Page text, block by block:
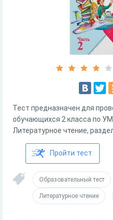
Тест предназначен для
обучающихся 2 класса по
Литературное чтение,
Пройти тест
Образовательный тест
Литературное чтение